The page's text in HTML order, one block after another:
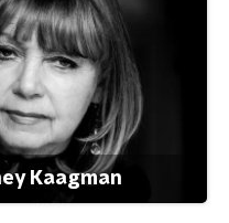
Kaagman